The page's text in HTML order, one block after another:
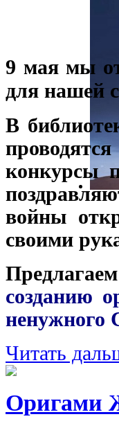
9 мая мы
для нашей
В
конкурсы
войны
своими
созданию
ненужного
Читать
Оригами